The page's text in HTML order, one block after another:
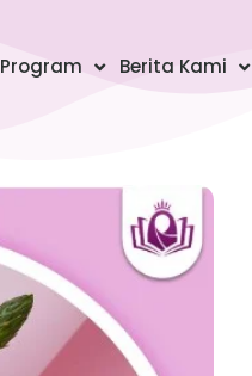
Program Berita Kami